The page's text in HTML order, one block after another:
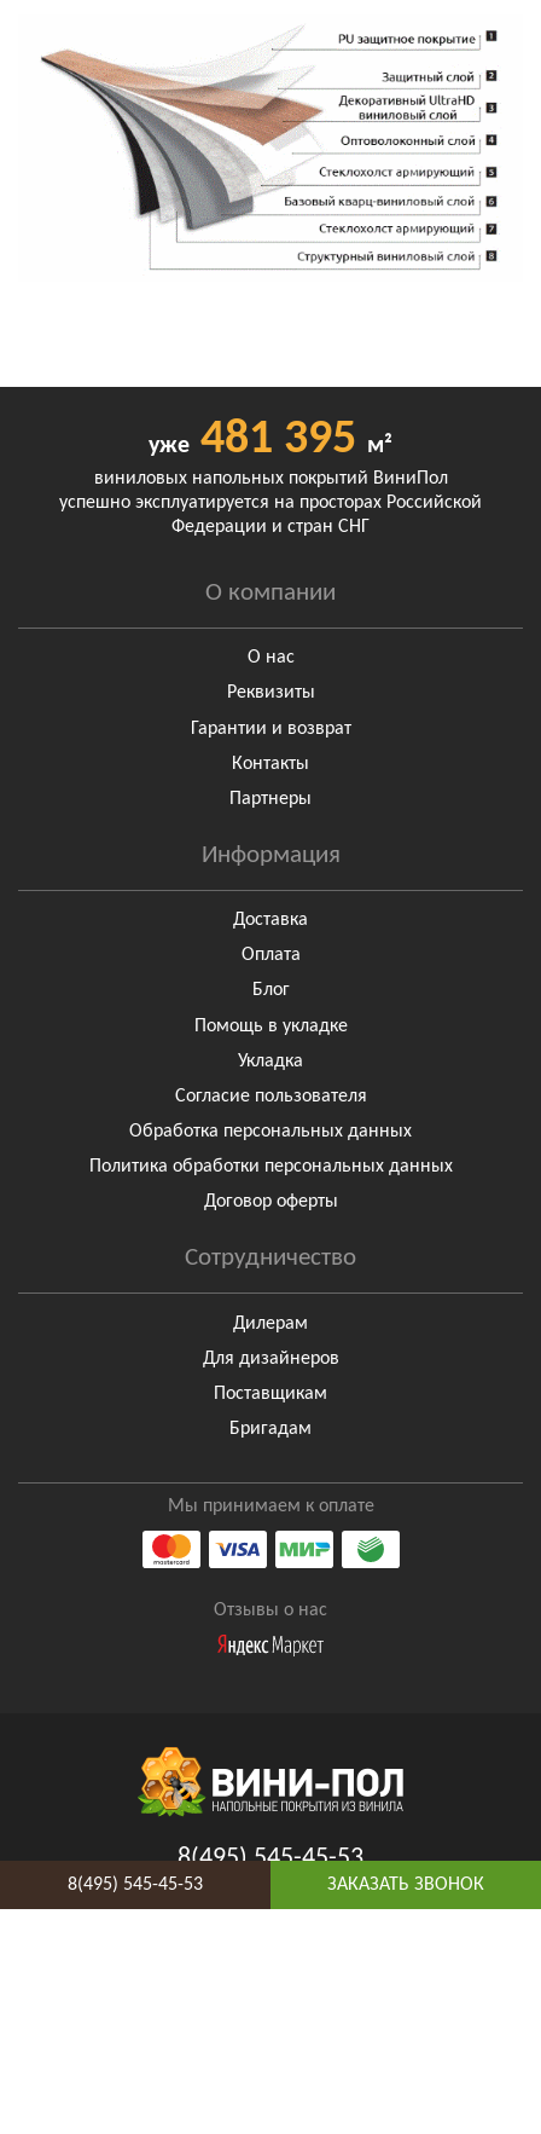
уже 481 395 м²
виниловых напольных покрытий ВиниПол
успешно эксплуатируется на просторах Российской
Федерации и стран СНГ
О компании
О нас
Реквизиты
Гарантии и возврат
Контакты
Партнеры
Информация
Доставка
Оплата
Блог
Помощь в укладке
Укладка
Согласие пользователя
Обработка персональных данных
Политика обработки персональных данных
Договор оферты
Сотрудничество
Дилерам
Для дизайнеров
Поставщикам
Бригадам
Мы принимаем к оплате
Отзывы о нас
8(495) 545-45-53
8(495) 545-45-53 ЗАКАЗАТЬ ЗВОНОК